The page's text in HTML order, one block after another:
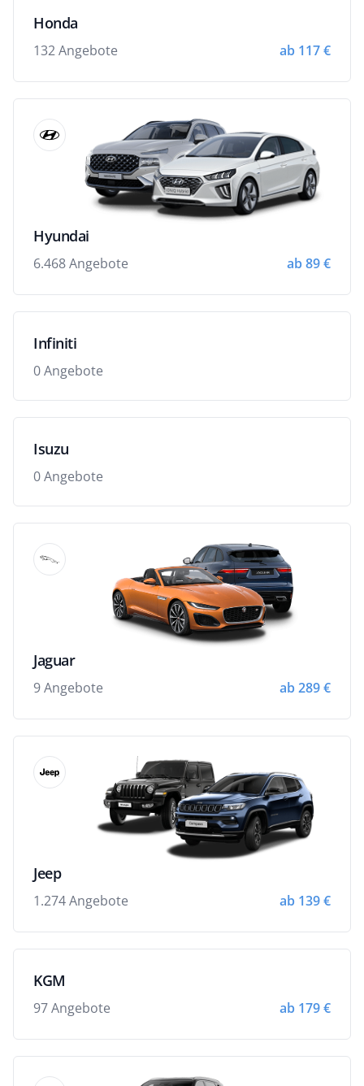
Honda
132 Angebote ab 117 €
Hyundai
6.468 Angebote ab 89 €
Infiniti
0 Angebote
Isuzu
0 Angebote
Jaguar
9 Angebote ab 289 €
Jeep
1.274 Angebote ab 139 €
KGM
97 Angebote ab 179 €